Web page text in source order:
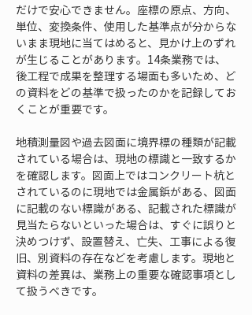
だけで安心できません。座標の原点、方向、
単位、変換条件、使用した基準点が分からな
いまま現地に当てはめると、見かけ上のずれ
が生じることがあります。14条業務では、
後工程で成果を整理する場面も多いため、ど
の資料をどの基準で扱ったのかを記録してお
くことが重要です。
地積測量図や過去図面に境界標の種類が記載
されている場合は、現地の標識と一致するか
を確認します。図面上ではコンクリート杭と
されているのに現地では金属鋲がある、図面
に記載のない標識がある、記載された標識が
見当たらないといった場合は、すぐに誤りと
決めつけず、設置替え、亡失、工事による復
旧、別資料の存在などを考慮します。現地と
資料の差異は、業務上の重要な確認事項とし
て扱うべきです。